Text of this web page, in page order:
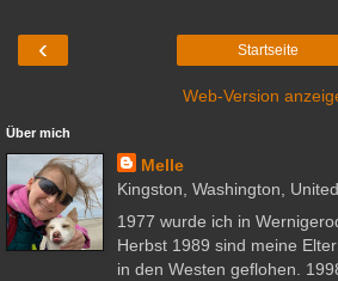
‹ Startseite
Web-Version
Über mich
Melle
Kingston, Washington,
1977 wurde ich in
Herbst 1989 sind meine
in den Westen geflohen.